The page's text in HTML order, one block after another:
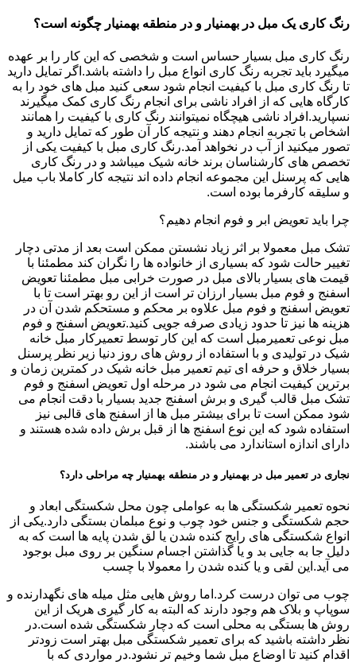
رنگ کاری یک مبل در بهمنیار و در منطقه بهمنیار چگونه است؟
رنگ کاری مبل بسیار حساس است و شخصی که این کار را بر عهده
میگیرد باید تجربه رنگ کاری انواع مبل را داشته باشد.اگر تمایل دارید
تا رنگ کاری مبل با کیفیت انجام شود سعی کنید مبل های خود را به
کارگاه هایی که از افراد ناشی برای انجام رنگ کاری کمک میگیرند
نسپارید.افراد ناشی هیچگاه نمیتوانند رنگ کاری با کیفیت را همانند
اشخاص با تجربه انجام دهند و نتیجه کار آن طور که تمایل دارید و
تصور میکنید از آب در نخواهد آمد.رنگ کاری مبل با کیفیت یکی از
تخصص های کارشناسان برند خانه شیک میباشد و در رنگ کاری
هایی که پرسنل این مجموعه انجام داده اند نتیجه کار کاملا باب میل
و سلیقه کارفرما بوده است.
چرا باید تعویض ابر و فوم انجام دهیم؟
تشک مبل معمولا بر اثر زیاد نشستن ممکن است بعد از مدتی دچار
تغییر حالت شود که بسیاری از خانواده ها را نگران کند مطمئنا با
قیمت های بسیار بالای مبل در صورت خرابی مبل مطمئنا تعویض
اسفنج و فوم مبل بسیار ارزان تر است از این رو بهتر است تا با
تعویض اسفنج و فوم مبل علاوه بر محکم و مستحکم شدن آن در
هزینه ها نیز تا حدود زیادی صرفه جویی کنید.تعویض اسفنج و فوم
مبل نوعی تعمیرمبل است که این کار توسط تعمیرکار مبل خانه
شیک در تولیدی و با استفاده از روش های روز دنیا زیر نظر پرسنل
بسیار خلاق و حرفه ای تیم تعمیر مبل خانه شیک در کمترین زمان و
برترین کیفیت انجام می شود در مرحله اول تعویض اسفنج و فوم
تشک مبل قالب گیری و برش اسفنج جدید بسیار با دقت انجام می
شود ممکن است تا برای بیشتر مبل ها از اسفنج های قالبی نیز
استفاده شود که این نوع اسفنج ها از قبل برش داده شده هستند و
دارای اندازه استاندارد می باشند.
نجاری در تعمیر مبل در بهمنیار و در منطقه بهمنیار چه مراحلی دارد؟
نحوه تعمیر شکستگی ها به عواملی چون محل شکستگی ابعاد و
حجم شکستگی و جنس خود چوب و نوع مبلمان بستگی دارد.یکی از
انواع شکستگی های رایج کنده شدن یا لق شدن پایه ها است که به
دلیل جا به جایی بد و یا گذاشتن اجسام سنگین بر روی مبل بوجود
می آید.این لقی و یا کنده شدن را معمولا با چسب
چوب می توان درست کرد.اما روش هایی مثل میله های نگهدارنده و
سوپاپ و بلاک هم وجود دارند که البته به کار گیری هریک از این
روش ها بستگی به محلی است که دچار شکستگی شده است.در
نظر داشته باشید که برای تعمیر شکستگی مبل بهتر است زودتر
اقدام کنید تا اوضاع مبل شما وخیم تر نشود.در مواردی که با